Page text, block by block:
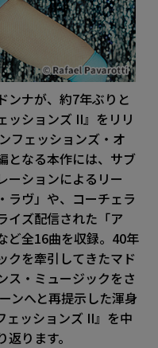
ンナが、約7年ぶりと
ッションズ II』をリリ
フェッションズ・オ
となる本作には、サブ
ーションによるリー
ラヴ」や、コーチェラ
イズ配信された「ア
ど全16曲を収録。40年
クを牽引してきたマド
ス・ミュージックをさ
ンへと再提示した渾身
ェッションズ II』を中
ります。